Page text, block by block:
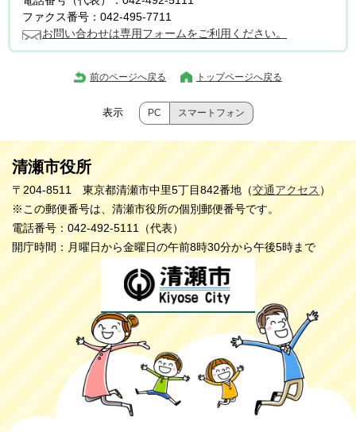
ファクス番号：042-495-7711
お問い合わせは専用フォームをご利用ください。
前のページへ戻る トップページへ戻る
表示 PC スマートフォン
清瀬市役所
〒204-8511 東京都清瀬市中里5丁目842番地（交通アクセス ）
※この郵便番号は、清瀬市役所の個別郵便番号です。
電話番号：042-492-5111（代表）
開庁時間：月曜日から金曜日の午前8時30分から午後5時まで